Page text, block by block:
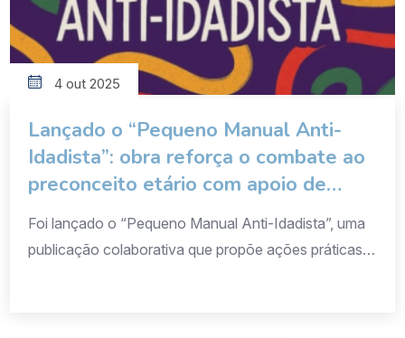
4 out 2025
Lançado o “Pequeno Manual Anti-
Idadista”: obra reforça o combate ao
preconceito etário com apoio de
Alexandre Kalache
Foi lançado o “Pequeno Manual Anti-Idadista”, uma
publicação colaborativa que propõe ações práticas e